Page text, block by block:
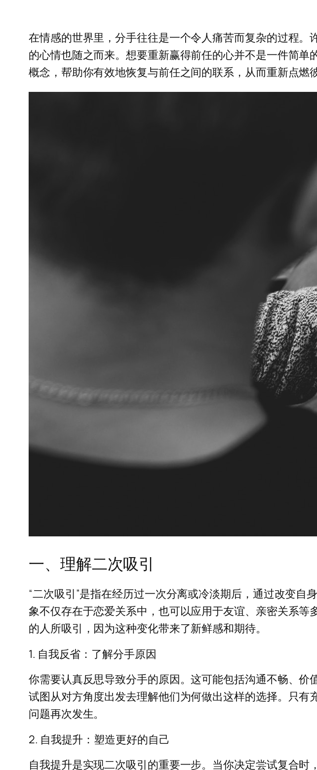
在情感的世界里，分手往往是一个令人痛苦而复杂的过程
的心情也随之而来。想要重新赢得前任的心并不是一件简单
概念，帮助你有效地恢复与前任之间的联系，从而重新点燃
一、理解二次吸引
“二次吸引”是指在经历过一次分离或冷淡期后，通过改变
象不仅存在于恋爱关系中，也可以应用于友谊、亲密关系
的人所吸引，因为这种变化带来了新鲜感和期待。
1. 自我反省：了解分手原因
你需要认真反思导致分手的原因。这可能包括沟通不畅、
试图从对方角度出发去理解他们为何做出这样的选择。只
问题再次发生。
2. 自我提升：塑造更好的自己
自我提升是实现二次吸引的重要一步。当你决定尝试复合